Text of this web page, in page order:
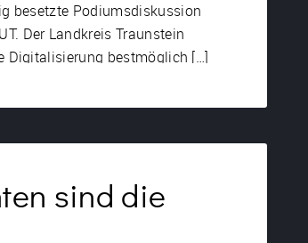
besetzte Podiumsdiskussion
Der Landkreis Traunstein
Digitalisierung bestmöglich […]
sind die